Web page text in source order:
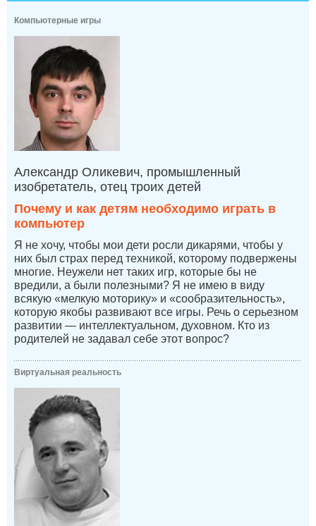
Компьютерные игры
Александр Оликевич, промышленный
изобретатель, отец троих детей
Почему и как детям необходимо играть в
компьютер
Я не хочу, чтобы мои дети росли дикарями, чтобы у
них был страх перед техникой, которому подвержены
многие. Неужели нет таких игр, которые бы не
вредили, а были полезными? Я не имею в виду
всякую «мелкую моторику» и «сообразительность»,
которую якобы развивают все игры. Речь о серьезном
развитии — интеллектуальном, духовном. Кто из
родителей не задавал себе этот вопрос?
Виртуальная реальность